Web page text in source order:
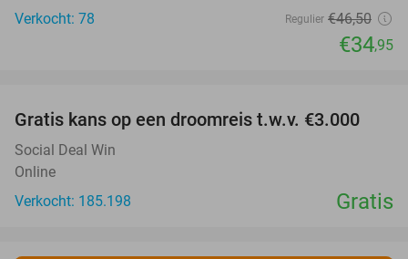
Verkocht: 78
Regulier €46,50
€34,95
Gratis kans op een droomreis t.w.v. €3.000
Social Deal Win
Online
Verkocht: 185.198
Gratis